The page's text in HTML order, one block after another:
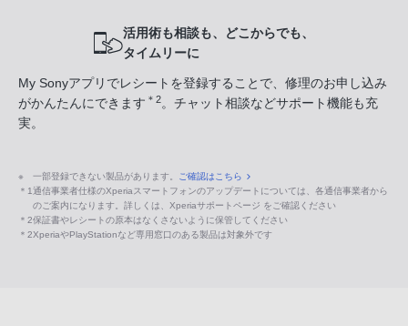
活用術も相談も、どこからでも、
タイムリーに
My Sonyアプリでレシートを登録することで、修理のお申し込み
がかんたんにできます ＊2。チャット相談などサポート機能も充
実。
※ 一部登録できない製品があります。 ご確認はこちら
＊1通信事業者仕様のXperiaスマートフォンのアップデートについては、各通信事業者から
のご案内になります。詳しくは、Xperiaサポートページ をご確認ください
＊2保証書やレシートの原本はなくさないように保管してください
＊2XperiaやPlayStationなど専用窓口のある製品は対象外です